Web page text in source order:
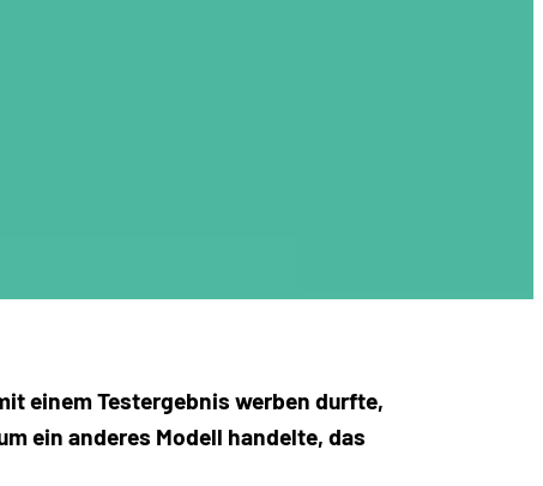
einem Testergebnis werben durfte,
ein anderes Modell handelte, das